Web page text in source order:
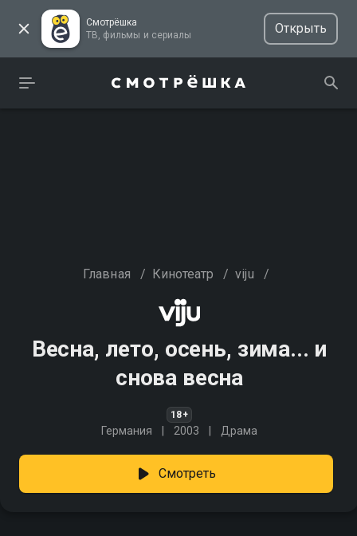
Смотрёшка
ТВ, фильмы и сериалы
Открыть
Главная / Кинотеатр / viju /
Весна, лето, осень, зима... и
снова весна
18+
Германия 2003 Драма
Смотреть